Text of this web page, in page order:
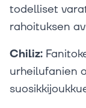
todelliset
rahoituksen
Chiliz:
urheilufanien